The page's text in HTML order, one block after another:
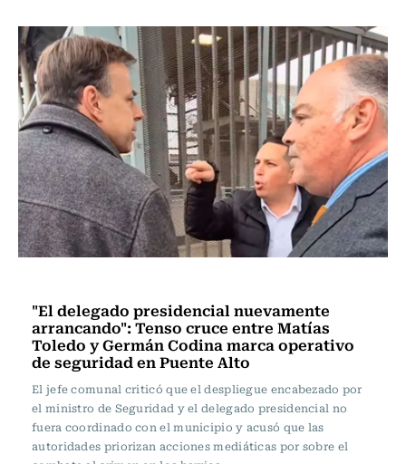
"El delegado presidencial nuevamente
arrancando": Tenso cruce entre Matías
Toledo y Germán Codina marca operativo
de seguridad en Puente Alto
El jefe comunal criticó que el despliegue encabezado por
el ministro de Seguridad y el delegado presidencial no
fuera coordinado con el municipio y acusó que las
autoridades priorizan acciones mediáticas por sobre el